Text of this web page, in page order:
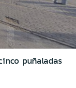
puñaladas